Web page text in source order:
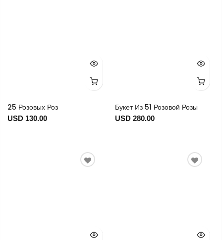
25 Розовых Роз
USD 130.00
Букет Из 51 Розовой Розы
USD 280.00